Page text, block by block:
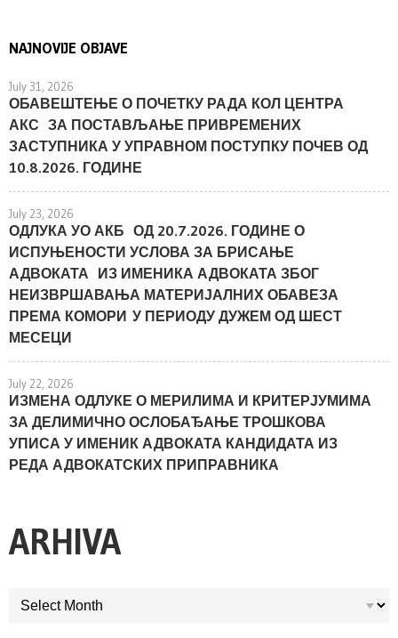
NAJNOVIJE OBJAVE
July 31, 2026
ОБАВЕШТЕЊЕ О ПОЧЕТКУ РАДА КОЛ ЦЕНТРА
АКС ЗА ПОСТАВЉАЊЕ ПРИВРЕМЕНИХ
ЗАСТУПНИКА У УПРАВНОМ ПОСТУПКУ ПОЧЕВ ОД
10.8.2026. ГОДИНЕ
July 23, 2026
ОДЛУКА УО АКБ ОД 20.7.2026. ГОДИНЕ О
ИСПУЊЕНОСТИ УСЛОВА ЗА БРИСАЊЕ
АДВОКАТА ИЗ ИМЕНИКА АДВОКАТА ЗБОГ
НЕИЗВРШАВАЊА МАТЕРИЈАЛНИХ ОБАВЕЗА
ПРЕМА КОМОРИ У ПЕРИОДУ ДУЖЕМ ОД ШЕСТ
МЕСЕЦИ
July 22, 2026
ИЗМЕНА ОДЛУКЕ О МЕРИЛИМА И КРИТЕРЈУМИМА
ЗА ДЕЛИМИЧНО ОСЛОБАЂАЊЕ ТРОШКОВА
УПИСА У ИМЕНИК АДВОКАТА КАНДИДАТА ИЗ
РЕДА АДВОКАТСКИХ ПРИПРАВНИКА
ARHIVA
ARHIVA